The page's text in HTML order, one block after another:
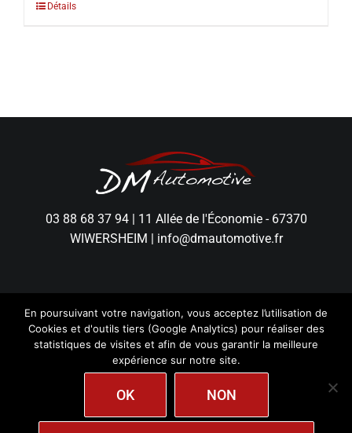
Détails
03 88 68 37 94| 11 Allée de l'Économie - 67370
WIWERSHEIM
info@dmautomotive.fr
DM Automotive - Tous droits réservés.Mentions
Politique de Confidentialité|Création
En poursuivant votre navigation, vous acceptez l’utilisation de
Cookies et d'outils tiers (Google Analytics) pour réaliser des
statistiques de visites et afin de vous garantir la meilleure
expérience sur notre site.
OK NON